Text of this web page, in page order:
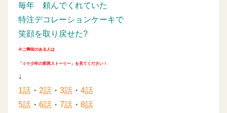
毎年 頼んでくれていた
特注デコレーションケーキで
笑顔を取り戻せた?
※ご興味のある人は
「ミケ少年の変異ストーリー」を見てください！
↓
1話 ・ 2話 ・ 3話 ・ 4話
5話 ・ 6話 ・ 7話 ・ 8話